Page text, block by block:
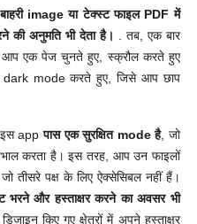
image या टेक्स्ट फाइल PDF में
की अनुमति भी देता है।
. तब, एक बार
आप एक पेज चुनते हुए, स्क्रौल करते हुए
mode करते हुए, जिसे आप छाप
इस appपास एक सुरक्षित mode है, जो
करता है। इस तरह, आप उन फाइलों
तीसरे पक्ष के लिए ऐक्सेसिबल नहीं हैं।
भरने और हस्ताक्षर करने का अवसर भी
किए गए क्षेत्रों में अपने हस्ताक्षर